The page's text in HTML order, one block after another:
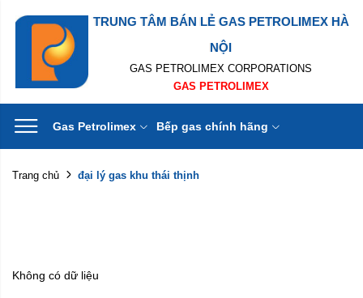
TRUNG TÂM BÁN LẺ GAS PETROLIMEX HÀ
NỘI
GAS PETROLIMEX CORPORATIONS
GAS PETROLIMEX
Gas Petrolimex Bếp gas chính hãng
Trang chủ đại lý gas khu thái thịnh
Không có dữ liệu